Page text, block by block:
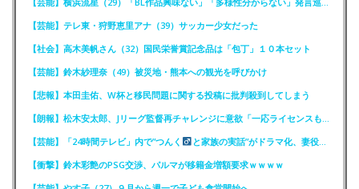
【芸能】テレ東・狩野恵里アナ（39）サッカー少女だった
【社会】高木美帆さん（32）国民栄誉賞記念品は「包丁」１０本セット
【芸能】鈴木紗理奈（49）被災地・熊本への観光を呼びかけ
【悲報】本田圭佑、W杯と移民問題に関する投稿に批判殺到してしまう
【朗報】松木安太郎、Jリーグ監督再チャレンジに意欲「一応ライセンスも持っているので」
【芸能】「24時間テレビ」内で”つんく
と家族の実話”がドラマ化、妻役は北川景子
【衝撃】鈴木彩艶のPSG交渉、パルマが移籍金増額要求ｗｗｗｗ